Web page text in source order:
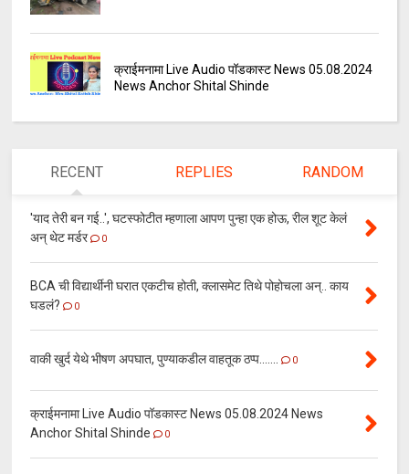
क्राईमनामा Live Audio पॉडकास्ट News 05.08.2024
News Anchor Shital Shinde
RECENT REPLIES RANDOM
'याद तेरी बन गई..', घटस्फोटीत म्हणाला आपण पुन्हा एक होऊ, रील शूट केलं
अन् थेट मर्डर
0
BCA ची विद्यार्थीनी घरात एकटीच होती, क्लासमेट तिथे पोहोचला अन्.. काय
घडलं?
0
वाकी खुर्द येथे भीषण अपघात, पुण्याकडील वाहतूक ठप्प....... 0
क्राईमनामा Live Audio पॉडकास्ट News 05.08.2024 News
Anchor Shital Shinde
0